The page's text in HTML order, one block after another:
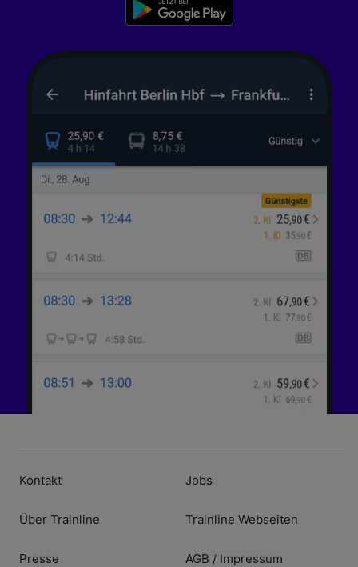
Kontakt
Über Trainline
Presse
Jobs
Trainline Webseiten
AGB / Impressum